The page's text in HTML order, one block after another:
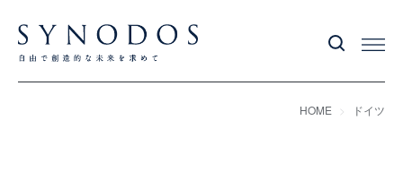
HOME ドイツ